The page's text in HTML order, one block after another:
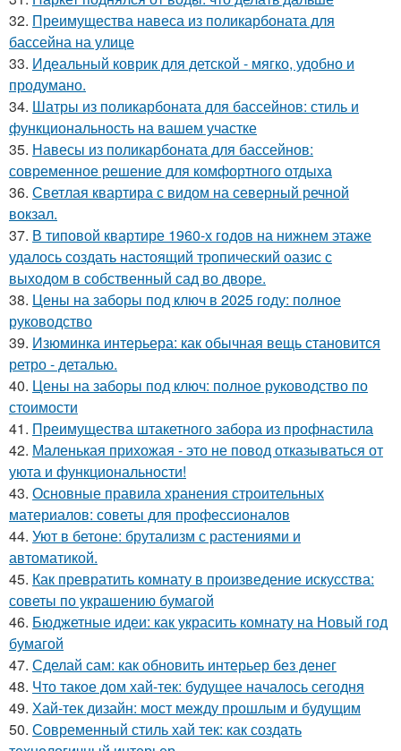
32. Преимущества навеса из поликарбоната для
бассейна на улице
33. Идеальный коврик для детской - мягко, удобно и
продумано.
34. Шатры из поликарбоната для бассейнов: стиль и
функциональность на вашем участке
35. Навесы из поликарбоната для бассейнов:
современное решение для комфортного отдыха
36. Светлая квартира с видом на северный речной
вокзал.
37. В типовой квартире 1960-х годов на нижнем этаже
удалось создать настоящий тропический оазис с
выходом в собственный сад во дворе.
38. Цены на заборы под ключ в 2025 году: полное
руководство
39. Изюминка интерьера: как обычная вещь становится
ретро - деталью.
40. Цены на заборы под ключ: полное руководство по
стоимости
41. Преимущества штакетного забора из профнастила
42. Маленькая прихожая - это не повод отказываться от
уюта и функциональности!
43. Основные правила хранения строительных
материалов: советы для профессионалов
44. Уют в бетоне: брутализм с растениями и
автоматикой.
45. Как превратить комнату в произведение искусства:
советы по украшению бумагой
46. Бюджетные идеи: как украсить комнату на Новый год
бумагой
47. Сделай сам: как обновить интерьер без денег
48. Что такое дом хай-тек: будущее началось сегодня
49. Хай-тек дизайн: мост между прошлым и будущим
50. Современный стиль хай тек: как создать